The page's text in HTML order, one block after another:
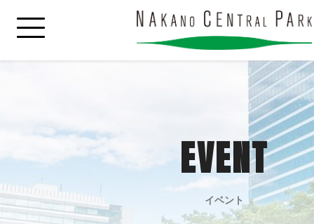
EVENT
イベント